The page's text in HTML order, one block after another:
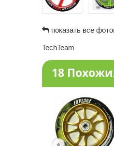
показать все
TechTeam
18